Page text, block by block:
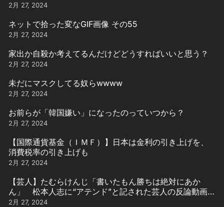
2月 27, 2024
ネットで拾った変なGIF画像 その55
2月 27, 2024
家出か自殺か考えてるんだけどどうすればいいと思う？
2月 27, 2024
未だにマスクしてる奴らwwww
2月 27, 2024
お前らが「韓国嫌い」になったのっていつから？
2月 27, 2024
【国際通貨基金（ＩＭＦ）】日本は金利の引き上げを、
消費税率の引き上げも
2月 27, 2024
【芸人】たむらけんじ「書いたもん勝ちは絶対にあか
ん」 松本人志に“アテンド”と記された芸人の反論動画引
用
2月 27, 2024